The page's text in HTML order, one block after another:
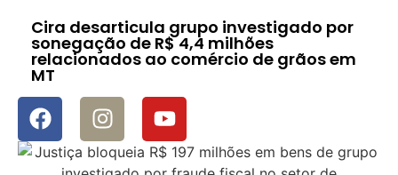
Cira desarticula grupo investigado por
sonegação de R$ 4,4 milhões
relacionados ao comércio de grãos em
MT